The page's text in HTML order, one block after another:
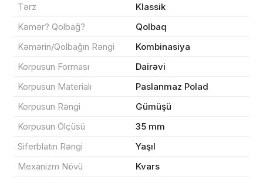
Tərz
Klassik
Kəmər? Qolbağ?
Qolbaq
Kəmərin/Qolbağın Rəngi
Kombinasiya
Korpusun Forması
Dairəvi
Korpusun Materialı
Paslanmaz Polad
Korpusun Rəngi
Gümüşü
Korpusun Ölçüsü
35 mm
Siferblatın Rəngi
Yaşıl
Mexanizm Növü
Kvars
Məhsul(lar) səbətə əlavə edildi
Sifarişin detalları
Məhsul toplam
Endirim